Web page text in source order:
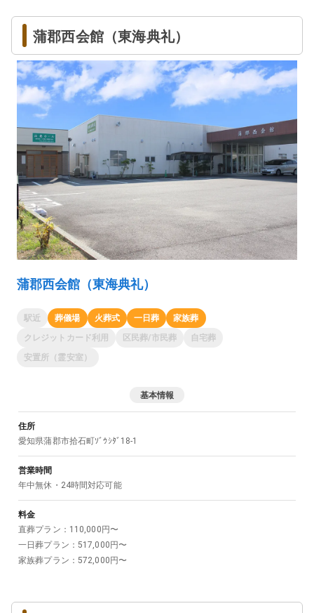
蒲郡西会館（東海典礼）
蒲郡西会館（東海典礼）
駅近 葬儀場 火葬式 一日葬
家族葬
クレジットカード利用
区民葬/市民葬
自宅葬
安置所（霊安室）
基本情報
住所
愛知県蒲郡市拾石町ｿﾞｳｼﾀﾞ18-1
営業時間
年中無休・24時間対応可能
料金
直葬プラン ： 110,000 円〜
一日葬プラン ： 517,000 円〜
家族葬プラン ： 572,000 円〜